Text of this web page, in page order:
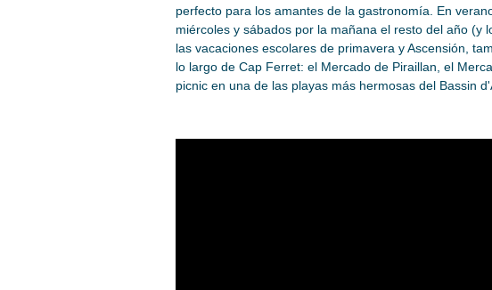
perfecto para los amantes de la gastronomía. En
miércoles y sábados por la mañana el resto del año (y
las vacaciones escolares de primavera y Ascensión,
lo largo de Cap Ferret: el Mercado de Piraillan, el
picnic en una de las playas más hermosas del Bassin